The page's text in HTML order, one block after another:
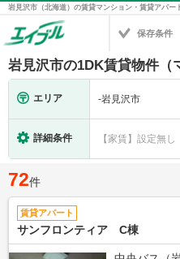
保存条件
岩見沢市の1DK賃貸物件（
エリア -岩見沢市
詳細条件 【家賃】設定無し
72件
賃貸アパート
サンフロンティア C棟